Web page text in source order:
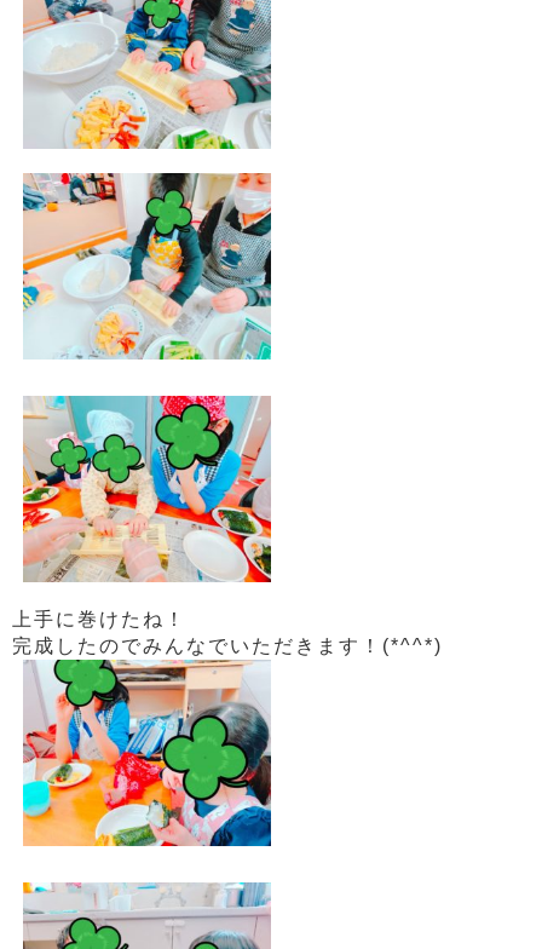
上手に巻けたね！
完成したのでみんなでいただきます！(*^^*)